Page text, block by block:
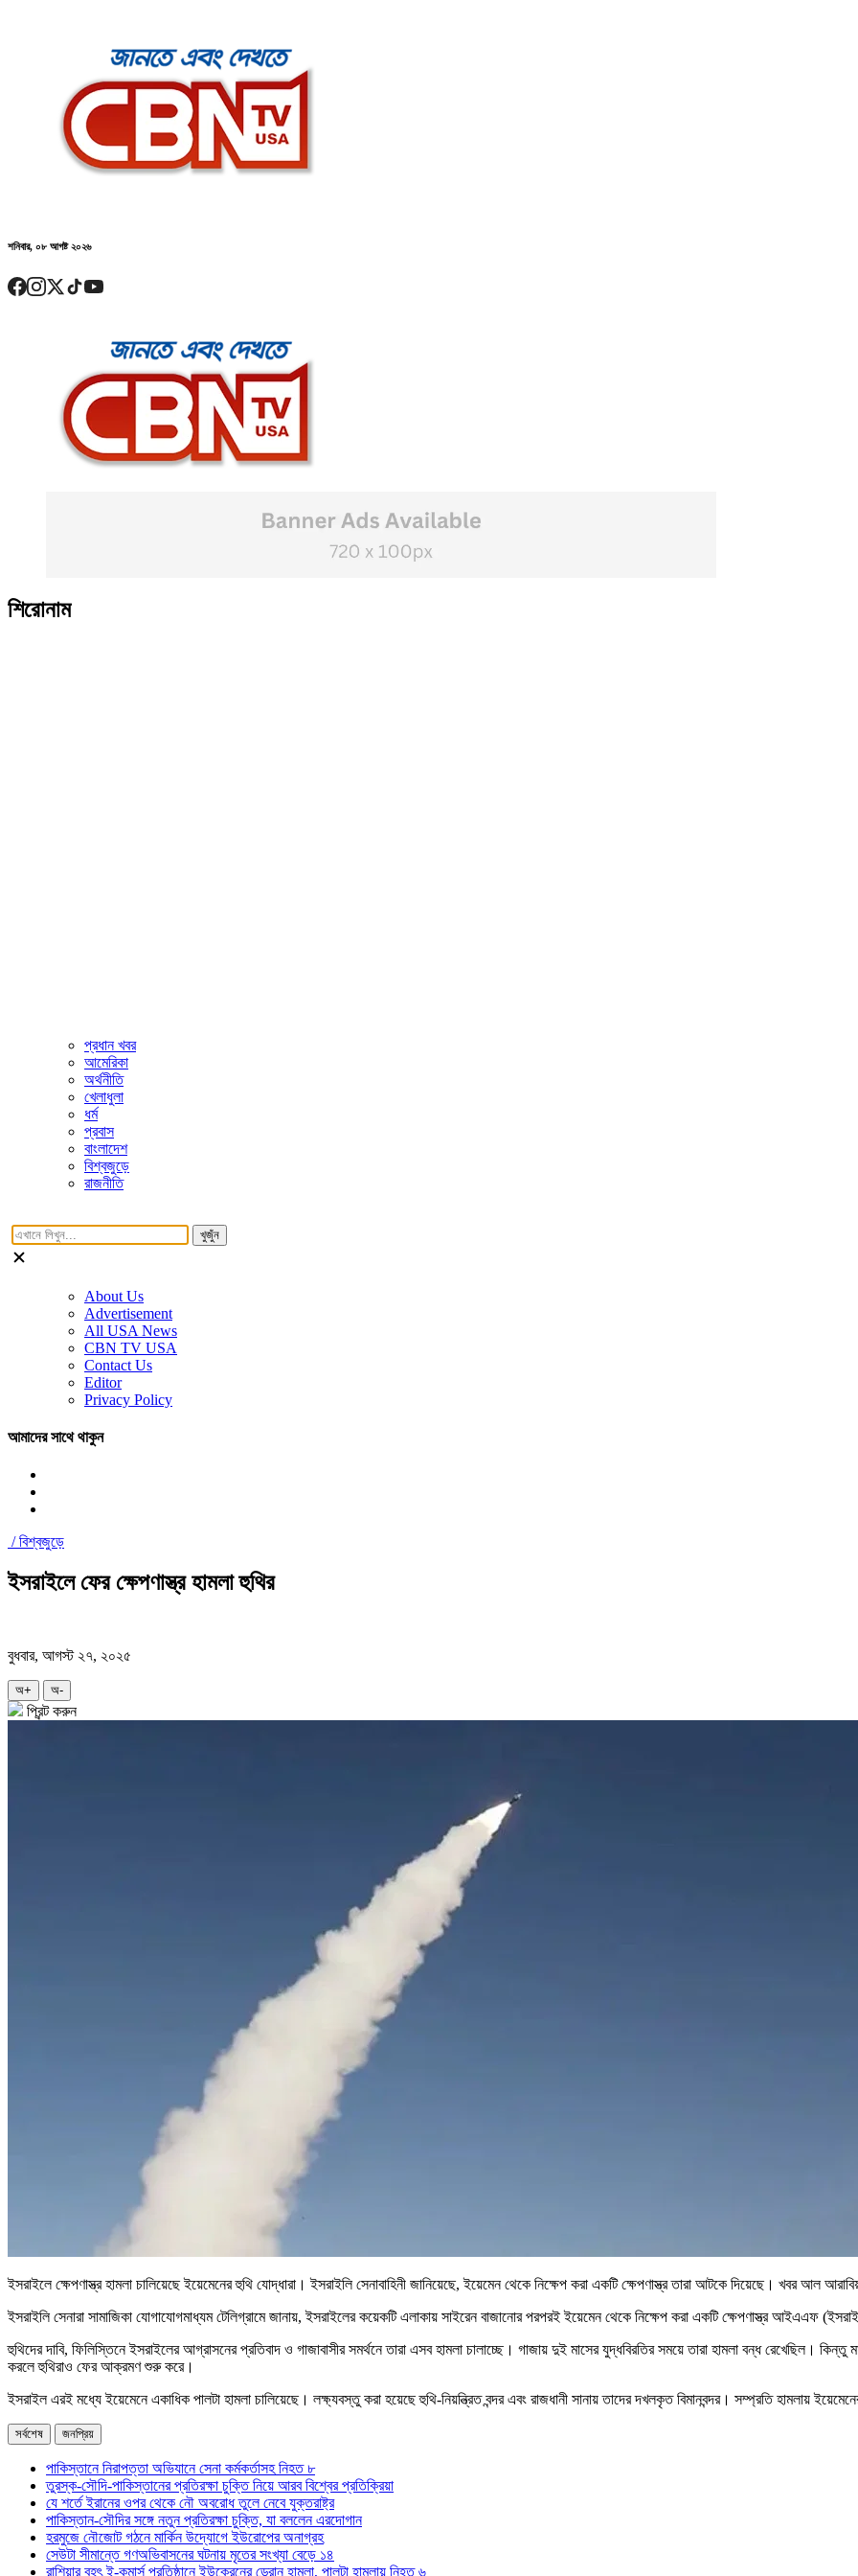
শনিবার, ০৮ আগষ্ট ২০২৬
শিরোনাম
প্রধান খবর
আমেরিকা
অর্থনীতি
খেলাধুলা
ধর্ম
প্রবাস
বাংলাদেশ
বিশ্বজুড়ে
রাজনীতি
খুজুঁন
About Us
Advertisement
All USA News
CBN TV USA
Contact Us
Editor
Privacy Policy
আমাদের সাথে থাকুন
/বিশ্বজুড়ে
ইসরাইলে ফের ক্ষেপণাস্ত্র হামলা হুথির
বুধবার, আগস্ট ২৭, ২০২৫
অ+ অ-
প্রিন্ট করুন
ইসরাইলে ক্ষেপণাস্ত্র হামলা চালিয়েছে ইয়েমেনের হুথি যোদ্ধারা। ইসরাইলি সেনাবাহিনী জানিয়েছে, ইয়েমেন থেকে নিক্ষেপ করা একটি ক্ষেপণাস্ত্র তারা আটকে দিয়েছে। খবর আল
ইসরাইলি সেনারা সামাজিকা যোগাযোগমাধ্যম টেলিগ্রামে জানায়, ইসরাইলের কয়েকটি এলাকায় সাইরেন বাজানোর পরপরই ইয়েমেন থেকে নিক্ষেপ করা একটি ক্ষেপণাস্ত্র আইএএফ
হুথিদের দাবি, ফিলিস্তিনে ইসরাইলের আগ্রাসনের প্রতিবাদ ও গাজাবাসীর সমর্থনে তারা এসব হামলা চালাচ্ছে। গাজায় দুই মাসের যুদ্ধবিরতির সময়ে তারা হামলা বন্ধ রেখেছিল।
করলে হুথিরাও ফের আক্রমণ শুরু করে।
ইসরাইল এরই মধ্যে ইয়েমেনে একাধিক পালটা হামলা চালিয়েছে। লক্ষ্যবস্তু করা হয়েছে হুথি-নিয়ন্ত্রিত বন্দর এবং রাজধানী সানায় তাদের দখলকৃত বিমানবন্দর। সম্প্রতি হামলায়
সর্বশেষ জনপ্রিয়
পাকিস্তানে নিরাপত্তা অভিযানে সেনা কর্মকর্তাসহ নিহত ৮
তুরস্ক-সৌদি-পাকিস্তানের প্রতিরক্ষা চুক্তি নিয়ে আরব বিশ্বের প্রতিক্রিয়া
যে শর্তে ইরানের ওপর থেকে নৌ অবরোধ তুলে নেবে যুক্তরাষ্ট্র
পাকিস্তান-সৌদির সঙ্গে নতুন প্রতিরক্ষা চুক্তি, যা বললেন এরদোগান
হরমুজে নৌজোট গঠনে মার্কিন উদ্যোগে ইউরোপের অনাগ্রহ
সেউটা সীমান্তে গণঅভিবাসনের ঘটনায় মৃতের সংখ্যা বেড়ে ১৪
রাশিয়ার বৃহৎ ই-কমার্স প্রতিষ্ঠানে ইউক্রেনের ড্রোন হামলা, পালটা হামলায় নিহত ৬